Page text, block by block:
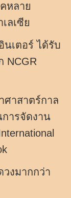
หลาย
ลเซีย
เตอร์ ได้รับ
NCGR
ศาสาตร์กาล
ารจัดงาน
งมากกว่า